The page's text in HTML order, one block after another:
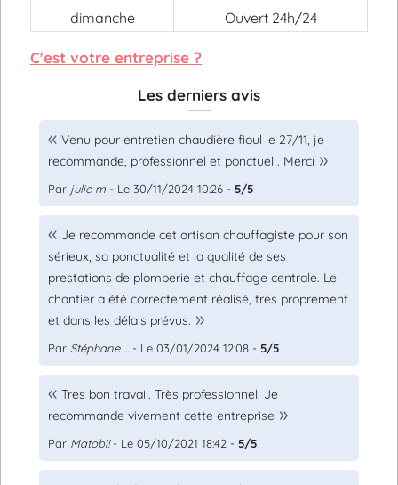
dimanche
Ouvert 24h/24
C'est votre entreprise ?
Les derniers avis
Venu pour entretien chaudière fioul le 27/11, je
recommande, professionnel et ponctuel . Merci
Par julie m - Le 30/11/2024 10:26 - 5/5
Je recommande cet artisan chauffagiste pour son
sérieux, sa ponctualité et la qualité de ses
prestations de plomberie et chauffage centrale. Le
chantier a été correctement réalisé, très proprement
et dans les délais prévus.
Par Stéphane ... - Le 03/01/2024 12:08 - 5/5
Tres bon travail. Très professionnel. Je
recommande vivement cette entreprise
Par Matobi!- Le 05/10/2021 18:42 - 5/5